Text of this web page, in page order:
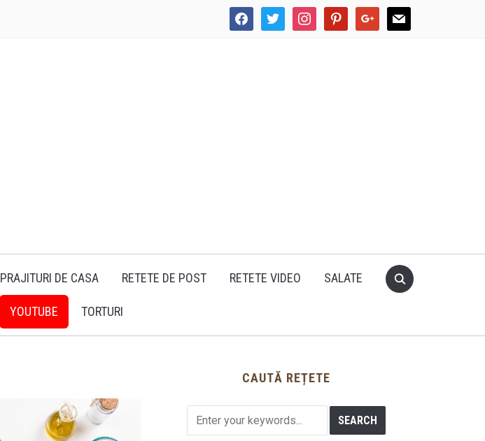
facebooktwitter instagrampinterestgoogle mail
PRAJITURI DE CASA RETETE DE POST RETETE VIDEO SALATE
YOUTUBE TORTURI
CAUTĂ REȚETE